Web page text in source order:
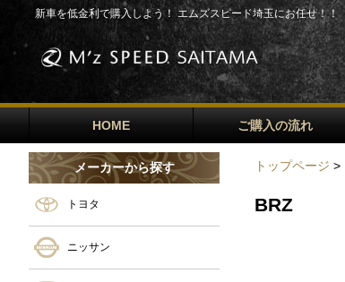
新車を低金利で購入しよう！ エムズスピード埼玉にお任せ！！
HOME ご購入の流れ
メーカーから探す
トヨタ
ニッサン
トップページ >
BRZ